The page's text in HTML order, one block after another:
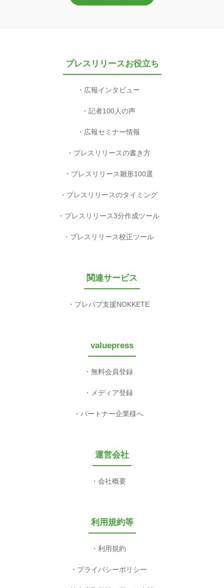
プレスリリースお役立ち
広報インタビュー
記者100人の声
広報セミナー情報
プレスリリースの書き方
プレスリリース雛形100選
プレスリリースのタイミング
プレスリリース3分作成ツール
プレスリリース校正ツール
関連サービス
プレパブ支援NOKKETE
valuepress
無料会員登録
メディア登録
パートナー企業様へ
運営会社
会社概要
利用規約等
利用規約
プライバシーポリシー